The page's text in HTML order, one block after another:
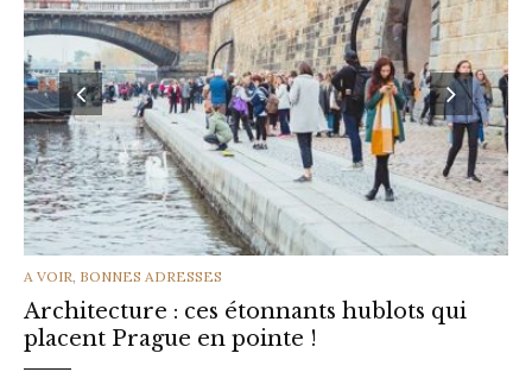
CATEGORIES
A VOIR, BONNES ADRESSES
Architecture : ces étonnants hublots qui
placent Prague en pointe !